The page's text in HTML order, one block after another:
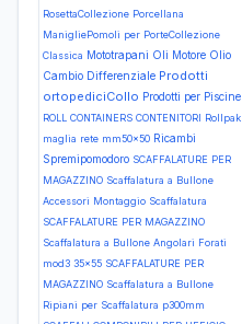
RosettaCollezione Porcellana
ManigliePomoli per PorteCollezione
Classica Mototrapani Oli Motore Olio
Cambio Differenziale Prodotti
ortopediciCollo Prodotti per Piscine
ROLL CONTAINERS CONTENITORI Rollpak
maglia rete mm50x50 Ricambi
Spremipomodoro SCAFFALATURE PER
MAGAZZINO Scaffalatura a Bullone
Accessori Montaggio Scaffalatura
SCAFFALATURE PER MAGAZZINO
Scaffalatura a Bullone Angolari Forati
mod3 35x55 SCAFFALATURE PER
MAGAZZINO Scaffalatura a Bullone
Ripiani per Scaffalatura p300mm